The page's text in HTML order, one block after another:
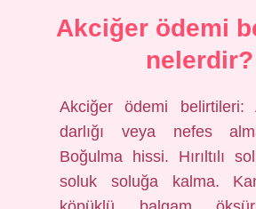
Akciğer ödemi
nelerdir?
Akciğer ödemi belirtileri:
darlığı veya nefes
Boğulma hissi. Hırıltılı
soluk soluğa kalma.